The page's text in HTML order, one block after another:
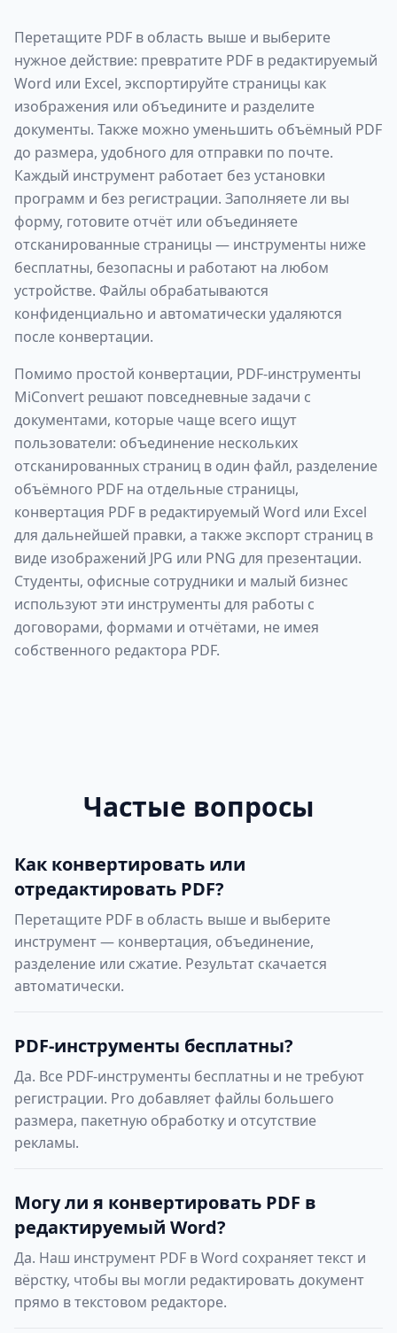
Перетащите PDF в область выше и выберите
нужное действие: превратите PDF в редактируемый
Word или Excel, экспортируйте страницы как
изображения или объедините и разделите
документы. Также можно уменьшить объёмный PDF
до размера, удобного для отправки по почте.
Каждый инструмент работает без установки
программ и без регистрации. Заполняете ли вы
форму, готовите отчёт или объединяете
отсканированные страницы — инструменты ниже
бесплатны, безопасны и работают на любом
устройстве. Файлы обрабатываются
конфиденциально и автоматически удаляются
после конвертации.
Помимо простой конвертации, PDF-инструменты
MiConvert решают повседневные задачи с
документами, которые чаще всего ищут
пользователи: объединение нескольких
отсканированных страниц в один файл, разделение
объёмного PDF на отдельные страницы,
конвертация PDF в редактируемый Word или Excel
для дальнейшей правки, а также экспорт страниц в
виде изображений JPG или PNG для презентации.
Студенты, офисные сотрудники и малый бизнес
используют эти инструменты для работы с
договорами, формами и отчётами, не имея
собственного редактора PDF.
Частые вопросы
Как конвертировать или
отредактировать PDF?
Перетащите PDF в область выше и выберите
инструмент — конвертация, объединение,
разделение или сжатие. Результат скачается
автоматически.
PDF-инструменты бесплатны?
Да. Все PDF-инструменты бесплатны и не требуют
регистрации. Pro добавляет файлы большего
размера, пакетную обработку и отсутствие
рекламы.
Могу ли я конвертировать PDF в
редактируемый Word?
Да. Наш инструмент PDF в Word сохраняет текст и
вёрстку, чтобы вы могли редактировать документ
прямо в текстовом редакторе.